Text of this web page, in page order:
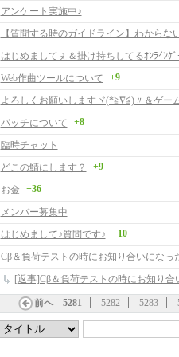
アンケート実施中♪
はじめましてぇ＆掛け持ちしてるｵﾝﾗｲﾝｹﾞ
Web作曲ツールについて
+9
パッチについて +8
臨時チャット
どこの鯖にします？
+9
お金 +36
メンバー募集中
はじめまして♪質問です♪
+10
前へ 5281 5282 5283